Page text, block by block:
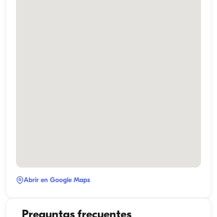
Abrir en Google Maps